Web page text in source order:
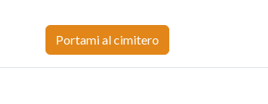
Portami al cimitero